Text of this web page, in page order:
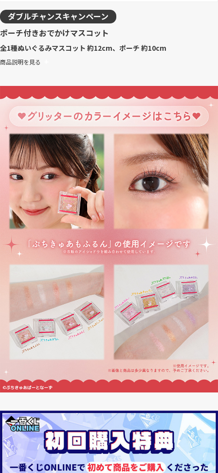
ダブルチャンスキャンペーン
ポーチ付きおでかけマスコット
全1種ぬいぐるみマスコット 約12cm、ポーチ 約10cm
商品説明を見る